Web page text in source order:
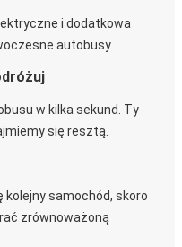
i dodatkowa
autobusy.
w kilka sekund. Ty
się resztą.
kolejny samochód, skoro
zrównoważoną